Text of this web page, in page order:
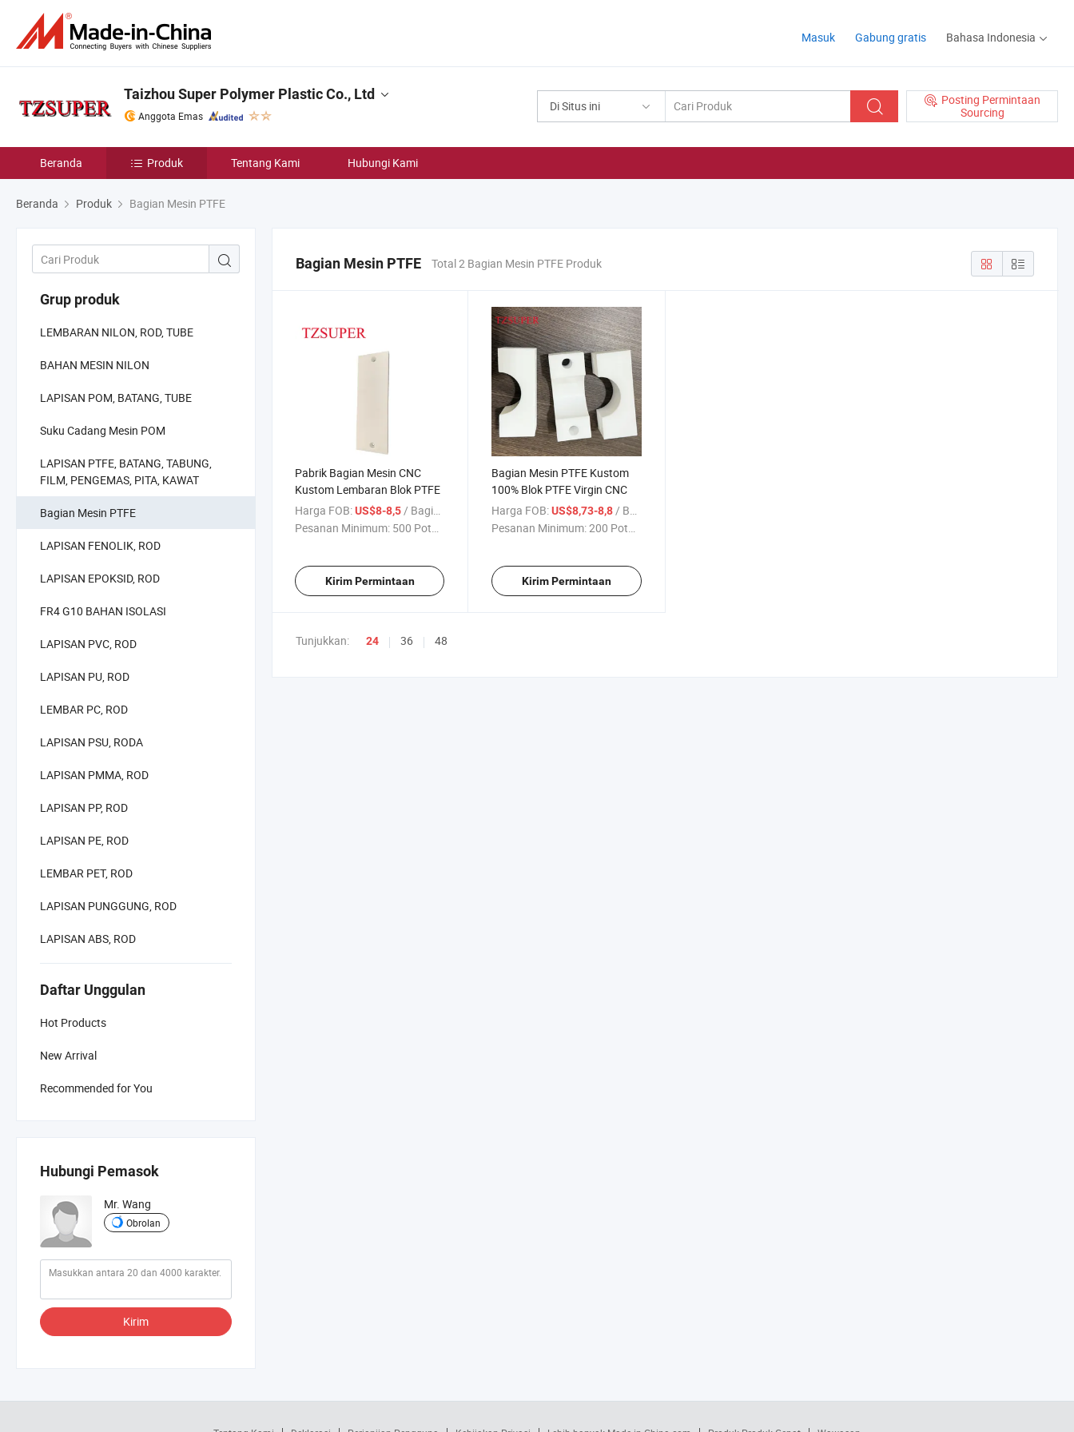
Masuk Gabung gratis Bahasa Indonesia
Di Situs ini
Posting Permintaan
Sourcing
Taizhou Super Polymer Plastic Co., Ltd
Anggota Emas
Beranda Produk Tentang Kami Hubungi Kami
Beranda Produk Bagian Mesin PTFE
Grup produk
LEMBARAN NILON, ROD, TUBE
BAHAN MESIN NILON
LAPISAN POM, BATANG, TUBE
Suku Cadang Mesin POM
LAPISAN PTFE, BATANG, TABUNG,
FILM, PENGEMAS, PITA, KAWAT
Bagian Mesin PTFE
LAPISAN FENOLIK, ROD
LAPISAN EPOKSID, ROD
FR4 G10 BAHAN ISOLASI
LAPISAN PVC, ROD
LAPISAN PU, ROD
LEMBAR PC, ROD
LAPISAN PSU, RODA
LAPISAN PMMA, ROD
LAPISAN PP, ROD
LAPISAN PE, ROD
LEMBAR PET, ROD
LAPISAN PUNGGUNG, ROD
LAPISAN ABS, ROD
Daftar Unggulan
Hot Products
New Arrival
Recommended for You
Hubungi Pemasok
Mr. Wang
Obrolan
Kirim
Bagian Mesin PTFE Total 2 Bagian Mesin PTFE Produk
Pabrik Bagian Mesin CNC
Kustom Lembaran Blok PTFE
Harga FOB:US$8-8,5/ Bagian
Pesanan Minimum: 500 Potong
Kirim Permintaan
Bagian Mesin PTFE Kustom
100% Blok PTFE Virgin CNC
Harga FOB: US$8,73-8,8/ Bagian
Pesanan Minimum:200 Potong
Kirim Permintaan
Tunjukkan: 24 36 48